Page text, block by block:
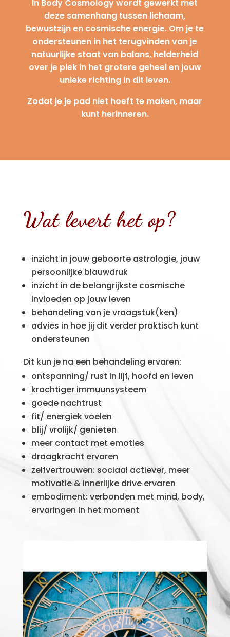
In Body Cosmology wordt gewerkt met
deze samenhang tussen lichaam,
bewustzijn en cosmische energie. Om je te
ondersteunen in het terugvinden van je
natuurlijke staat van balans, helderheid
over je plek in het grotere geheel en jouw
unieke richting in dit leven.
Zodat je je pad niet hoeft te maken, maar
kunt herinneren.
Wat levert het op?
inzicht in jouw geboorte astrologie, jouw
persoonlijke blauwdruk
inzicht in de belangrijkste cosmische
invloeden op jouw leven
behandeling van je vraagstuk(ken)
advies in hoe jij dit verder praktisch kunt
ondersteunen
Dit kun je na een behandeling ervaren:
ontspanning/ rust in lijf, hoofd en leven
krachtiger immuunsysteem
goede nachtrust
fit/ energiek voelen
blij/ vrolijk/ genieten
meer contact met emoties
draagkracht ervaren
zelfvertrouwen: sociaal actiever, meer
motivatie & innerlijke drive ervaren
embodiment: verbonden met mind, body,
ervaringen in het moment